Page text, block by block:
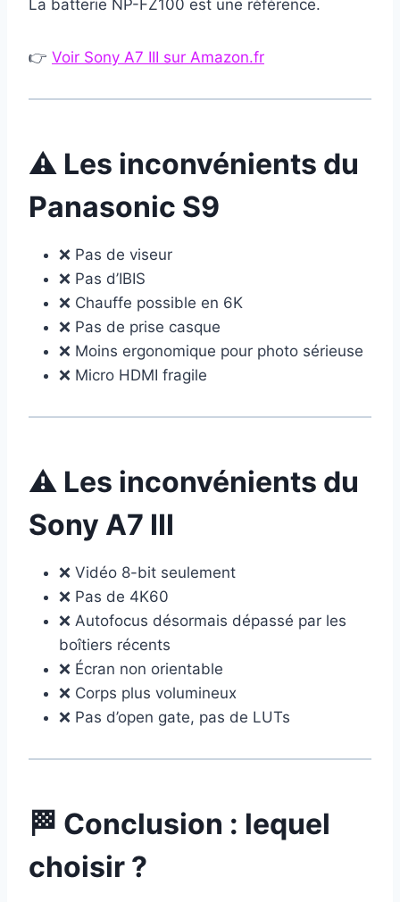
La batterie NP-FZ100 est une référence.
👉 Voir Sony A7 III sur Amazon.fr
⚠️ Les inconvénients du
Panasonic S9
❌ Pas de viseur
❌ Pas d’IBIS
❌ Chauffe possible en 6K
❌ Pas de prise casque
❌ Moins ergonomique pour photo sérieuse
❌ Micro HDMI fragile
⚠️ Les inconvénients du
Sony A7 III
❌ Vidéo 8-bit seulement
❌ Pas de 4K60
❌ Autofocus désormais dépassé par les
boîtiers récents
❌ Écran non orientable
❌ Corps plus volumineux
❌ Pas d’open gate, pas de LUTs
🏁 Conclusion : lequel
choisir ?